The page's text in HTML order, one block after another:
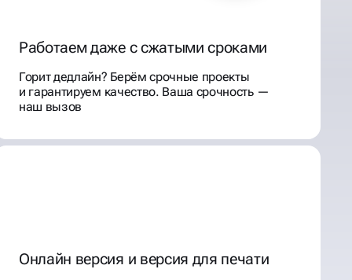
Работаем даже с сжатыми сроками
Горит дедлайн? Берём срочные проекты
и гарантируем качество. Ваша срочность —
наш вызов
Онлайн версия и версия для печати